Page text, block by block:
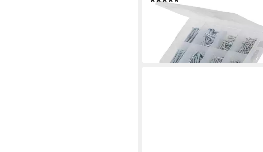
14,99 €
lieferbar - in 2-3 Werktagen bei dir